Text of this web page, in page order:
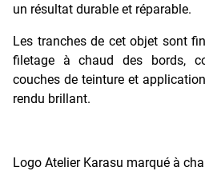
un résultat durable et réparable.
Les tranches de cet objet sont
filetage à chaud des bords,
couches de teinture et
rendu brillant.
Logo Atelier Karasu marqué à